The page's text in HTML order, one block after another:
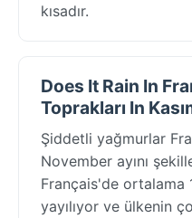
kısadır.
Does It Rain In
Toprakları In
Şiddetli yağmurlar
November ayını
Français'de ortalama
yayılıyor ve ülkenin